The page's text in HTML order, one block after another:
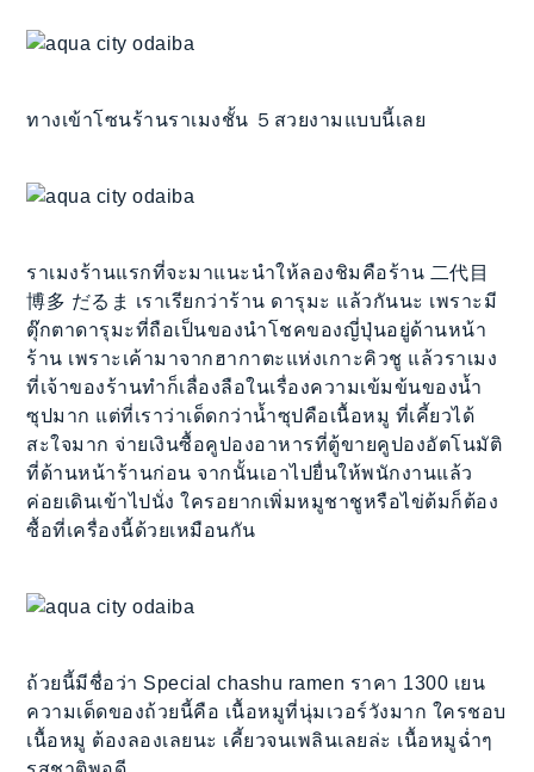
ทางเข้าโซนร้านราเมงชั้น ５สวยงามแบบนี้เลย
ราเมงร้านแรกที่จะมาแนะนำให้ลองชิมคือร้าน 二代目
博多 だるま เราเรียกว่าร้าน ดารุมะ แล้วกันนะ เพราะมี
ตุ๊กตาดารุมะที่ถือเป็นของนำโชคของญี่ปุ่นอยู่ด้านหน้า
ร้าน เพราะเค้ามาจากฮากาตะแห่งเกาะคิวชู แล้วราเมง
ที่เจ้าของร้านทำก็เลื่องลือในเรื่องความเข้มข้นของน้ำ
ซุปมาก แต่ที่เราว่าเด็ดกว่าน้ำซุปคือเนื้อหมู ที่เคี้ยวได้
สะใจมาก จ่ายเงินซื้อคูปองอาหารที่ตู้ขายคูปองอัตโนมัติ
ที่ด้านหน้าร้านก่อน จากนั้นเอาไปยื่นให้พนักงานแล้ว
ค่อยเดินเข้าไปนั่ง ใครอยากเพิ่มหมูชาชูหรือไข่ต้มก็ต้อง
ซื้อที่เครื่องนี้ด้วยเหมือนกัน
ถ้วยนี้มีชื่อว่า Special chashu ramen ราคา 1300 เยน
ความเด็ดของถ้วยนี้คือ เนื้อหมูที่นุ่มเวอร์วังมาก ใครชอบ
เนื้อหมู ต้องลองเลยนะ เคี้ยวจนเพลินเลยล่ะ เนื้อหมูฉ่ำๆ